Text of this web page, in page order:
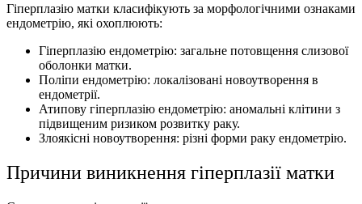
Гіперплазію матки класифікують за морфологічними ознаками
ендометрію, якi охоплюють:
Гіперплазію ендометрію: загальне потовщення слизової
оболонки матки.
Поліпи ендометрію: локалізовані новоутворення в
ендометрії.
Атипову гіперплазію ендометрію: аномальні клітини з
підвищеним ризиком розвитку раку.
Злоякісні новоутворення: різні форми раку ендометрію.
Причини виникнення гіперплазії матки